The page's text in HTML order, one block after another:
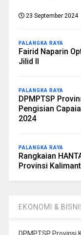
23 September 2024
PALANGKA RAYA
Fairid Naparin
Jilid II
PALANGKA RAYA
DPMPTSP
Pengisian
2024
PALANGKA RAYA
Rangkaian
Provinsi
EKONOMI &